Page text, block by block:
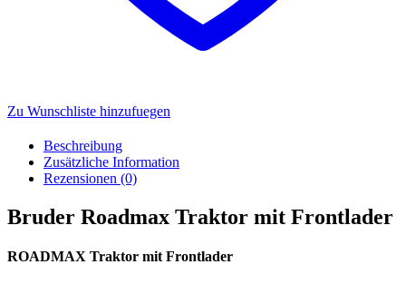
Zu Wunschliste hinzufuegen
Beschreibung
Zusätzliche Information
Rezensionen (0)
Bruder Roadmax Traktor mit Frontlader
ROADMAX Traktor mit Frontlader